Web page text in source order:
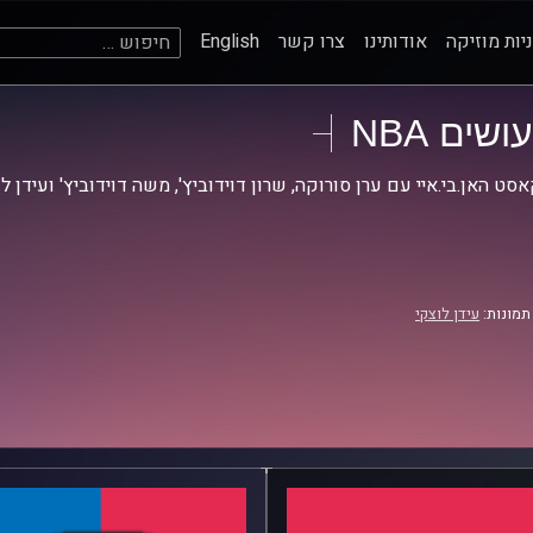
מוזיקה אודותינו צרו קשר English חיפוש:
עושים NBA
האן.בי.איי עם ערן סורוקה, שרון דוידוביץ', משה דוידוביץ' ועידן
עידן לוצקי